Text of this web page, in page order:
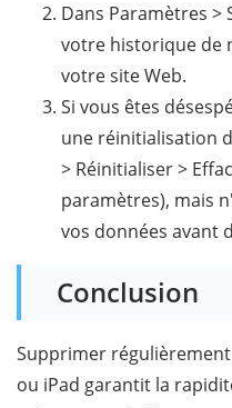
Dans Paramètres >
votre historique de
votre site Web.
Si vous êtes
une réinitialisation
> Réinitialiser >
paramètres), mais
vos données avant
Conclusion
Supprimer
ou iPad garantit la